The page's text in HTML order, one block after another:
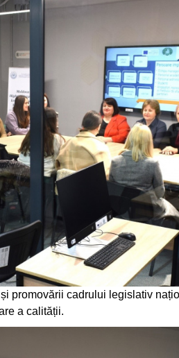
promovării cadrului legislativ
a calității.